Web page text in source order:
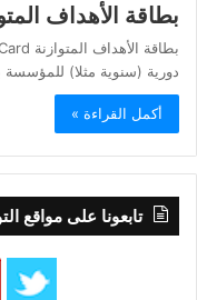
بطاقة الأهداف
دورية (سنوية مثلا)
أكمل القراءة »
تابعونا على مواقع